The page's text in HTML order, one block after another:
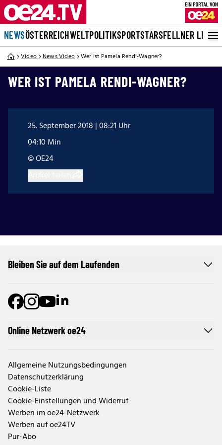
NEWSÖSTERREICHWELTPOLITIKSPORTSTARSFELLNER LIVE
Video News Video Wer ist Pamela Rendi-Wagner?
WER IST PAMELA RENDI-WAGNER?
25. September 2018 | 08:21 Uhr
04:10 Min
© OE24
Online Netzwerk oe24
Allgemeine Nutzungsbedingungen
Datenschutzerklärung
Cookie-Liste
Cookie-Einstellungen und Widerruf
Werben im oe24-Netzwerk
Werben auf oe24TV
Pur-Abo
Bleiben Sie auf dem Laufenden